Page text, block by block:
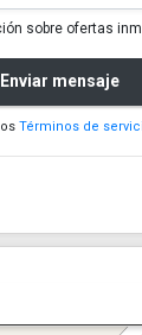
sobre ofertas
Enviar mensaje
Términos de